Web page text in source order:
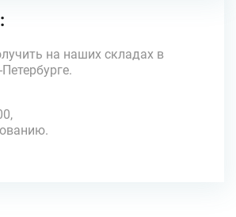
на наших складах в